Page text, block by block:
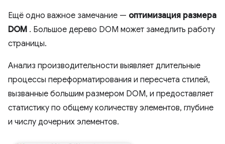
Ещё одно важное замечание — оптимизация размера
DOM . Большое дерево DOM может замедлить работу
страницы.
Анализ производительности выявляет длительные
процессы переформатирования и пересчета стилей,
вызванные большим размером DOM, и предоставляет
статистику по общему количеству элементов, глубине
и числу дочерних элементов.